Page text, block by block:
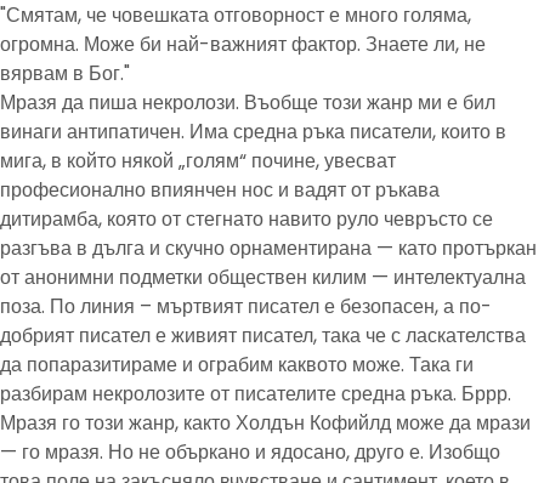
"Смятам, че човешката отговорност е много голяма,
огромна. Може би най-важният фактор. Знаете ли, не
вярвам в Бог."
Мразя да пиша некролози. Въобще този жанр ми е бил
винаги антипатичен. Има средна ръка писатели, които в
мига, в който някой „голям“ почине, увесват
професионално впиянчен нос и вадят от ръкава
дитирамба, която от стегнато навито руло чевръсто се
разгъва в дълга и скучно орнаментирана — като протъркан
от анонимни подметки обществен килим — интелектуална
поза. По линия – мъртвият писател е безопасен, а по-
добрият писател е живият писател, така че с ласкателства
да попаразитираме и ограбим каквото може. Така ги
разбирам некролозите от писателите средна ръка. Бррр.
Мразя го този жанр, както Холдън Кофийлд може да мрази
— го мразя. Но не объркано и ядосано, друго е. Изобщо